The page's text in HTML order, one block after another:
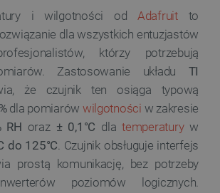
i wilgotności od Adafruitto
dla wszystkich entuzjastów
którzy potrzebują
Zastosowanie układu TI
że czujnik ten osiąga typową
dla pomiarów wilgotności w zakresie
RH oraz ± 0,1°C dlatemperaturyw
do 125°C. Czujnik obsługuje interfejs
prostą komunikację, bez potrzeby
poziomów logicznych.